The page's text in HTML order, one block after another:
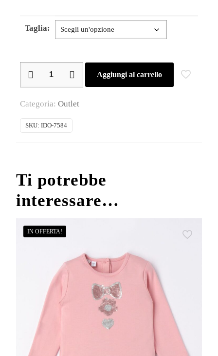
Taglia:
bimba
invernale
Aggiungi al carrello
Categoria: Outlet
SKU: IDO-7584
Ti potrebbe
interessare…
IN OFFERTA!